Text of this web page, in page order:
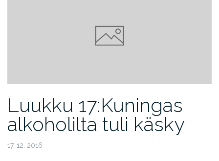
Luukku 17:Kuningas
alkoholilta tuli käsky
17. 12. 2016